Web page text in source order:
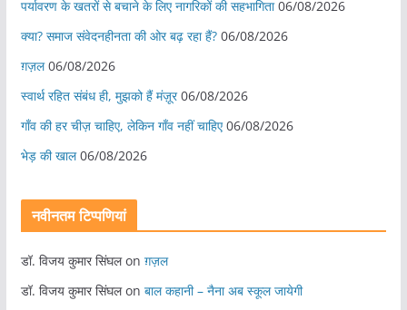
पर्यावरण के खतरों से बचाने के लिए नागरिकों की सहभागिता 06/08/2026
क्या? समाज संवेदनहीनता की ओर बढ़ रहा हैं? 06/08/2026
ग़ज़ल 06/08/2026
स्वार्थ रहित संबंध ही, मुझको हैं मंज़ूर 06/08/2026
गाँव की हर चीज़ चाहिए, लेकिन गाँव नहीं चाहिए 06/08/2026
भेड़ की खाल 06/08/2026
नवीनतम टिप्पणियां
डॉ. विजय कुमार सिंघलon ग़ज़ल
डॉ. विजय कुमार सिंघलon बाल कहानी – नैना अब स्कूल जायेगी